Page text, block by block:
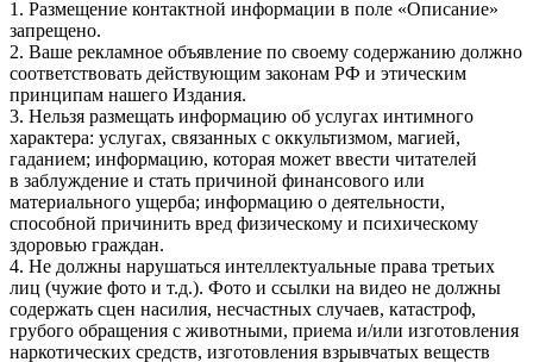
1. Размещение контактной информации в поле «Описание»
запрещено.
2. Ваше рекламное объявление по своему содержанию должно
соответствовать действующим законам РФ и этическим
принципам нашего Издания.
3. Нельзя размещать информацию об услугах интимного
характера: услугах, связанных с оккультизмом, магией,
гаданием; информацию, которая может ввести читателей
в заблуждение и стать причиной финансового или
материального ущерба; информацию о деятельности,
способной причинить вред физическому и психическому
здоровью граждан.
4. Не должны нарушаться интеллектуальные права третьих
лиц (чужие фото и т.д.). Фото и ссылки на видео не должны
содержать сцен насилия, несчастных случаев, катастроф,
грубого обращения с животными, приема и/или изготовления
наркотических средств, изготовления взрывчатых веществ